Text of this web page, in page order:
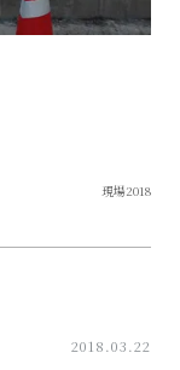
現場2018
2018.03.22